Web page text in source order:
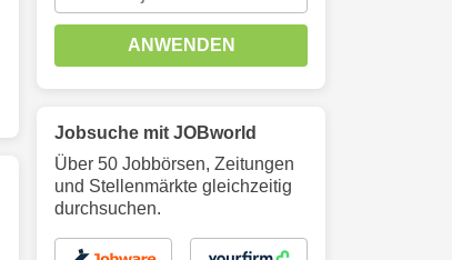
ANWENDEN
Jobsuche mit JOBworld
Über 50 Jobbörsen, Zeitungen
und Stellenmärkte gleichzeitig
durchsuchen.